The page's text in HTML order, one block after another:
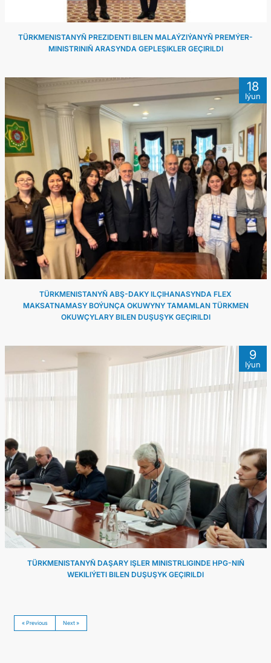
TÜRKMENISTANYŇ PREZIDENTI BILEN MALAÝZIÝANYŇ PREMÝER-
MINISTRINIŇ ARASYNDA GEPLEŞIKLER GEÇIRILDI
18
Iýun
TÜRKMENISTANYŇ ABŞ-DAKY ILÇIHANASYNDA FLEX
MAKSATNAMASY BOÝUNÇA OKUWYNY TAMAMLAN TÜRKMEN
OKUWÇYLARY BILEN DUŞUŞYK GEÇIRILDI
9
Iýun
TÜRKMENISTANYŇ DAŞARY IŞLER MINISTRLIGINDE HPG-NIŇ
WEKILIÝETI BILEN DUŞUŞYK GEÇIRILDI
« Previous Next »